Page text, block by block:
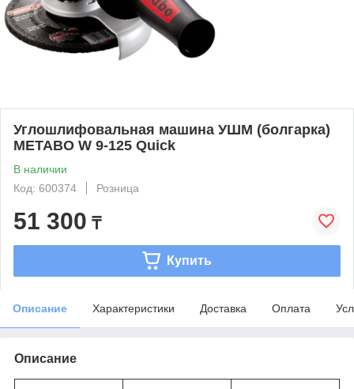
Углошлифовальная машина УШМ (болгарка)
METABO W 9-125 Quick
В наличии
Код: 600374
Розница
51 300 ₸
Купить
Описание Характеристики Доставка Оплата
Описание